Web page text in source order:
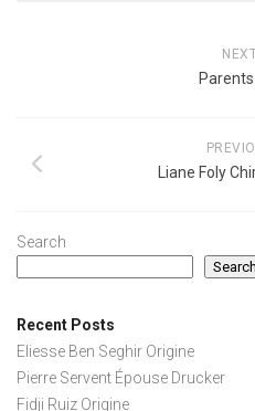
Liane Foly
Search
Search
Recent Posts
Eliesse Ben Seghir Origine
Pierre Servent Épouse Drucker
Fidji Ruiz Origine